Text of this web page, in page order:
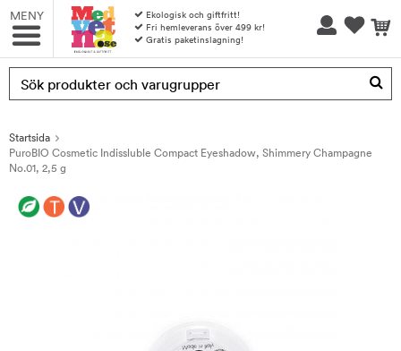
MENY
Ekologisk och giftfritt!
Fri hemleverans över 499 kr!
Gratis paketinslagning!
Produkten har blivit tillagd i varukorgen
Startsida
PuroBIO Cosmetic Indissluble Compact Eyeshadow, Shimmery Champagne
No.01, 2,5 g